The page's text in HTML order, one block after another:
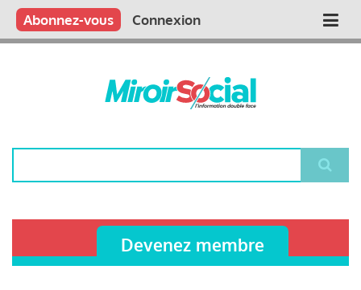
Aller
contenu
Main
Qui sommes nous ?
Vous publiez
Nous publions
Contactez-nous
Abonnez-vous Connexion
Devenez membre